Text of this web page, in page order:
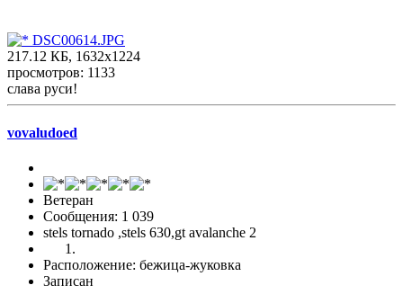
DSC00614.JPG
217.12 КБ, 1632x1224
просмотров: 1133
слава руси!
vovaludoed
Ветеран
Сообщения: 1 039
stels tornado ,stels 630,gt avalanche 2
Расположение: бежица-жуковка
Записан